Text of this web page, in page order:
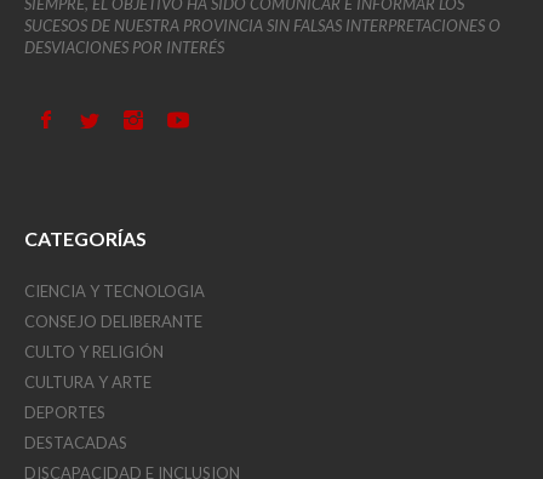
SIEMPRE, EL OBJETIVO HA SIDO COMUNICAR E INFORMAR LOS
SUCESOS DE NUESTRA PROVINCIA SIN FALSAS INTERPRETACIONES O
DESVIACIONES POR INTERÉS
CATEGORÍAS
CIENCIA Y TECNOLOGIA
CONSEJO DELIBERANTE
CULTO Y RELIGIÓN
CULTURA Y ARTE
DEPORTES
DESTACADAS
DISCAPACIDAD E INCLUSION